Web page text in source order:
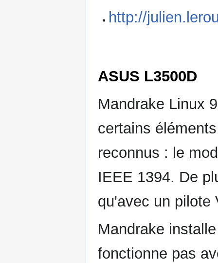
http://
ASUS L3500D
Mandrake Linux
certains
reconnus : le
IEEE 1394. De
qu'avec un pilote
Mandrake
fonctionne pas